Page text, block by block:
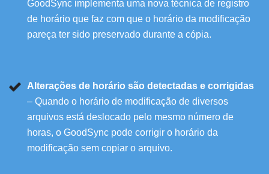
GoodSync implementa uma nova técnica de registro
de horário que faz com que o horário da modificação
pareça ter sido preservado durante a cópia.
Alterações de horário são detectadas e corrigidas
– Quando o horário de modificação de diversos
arquivos está deslocado pelo mesmo número de
horas, o GoodSync pode corrigir o horário da
modificação sem copiar o arquivo.